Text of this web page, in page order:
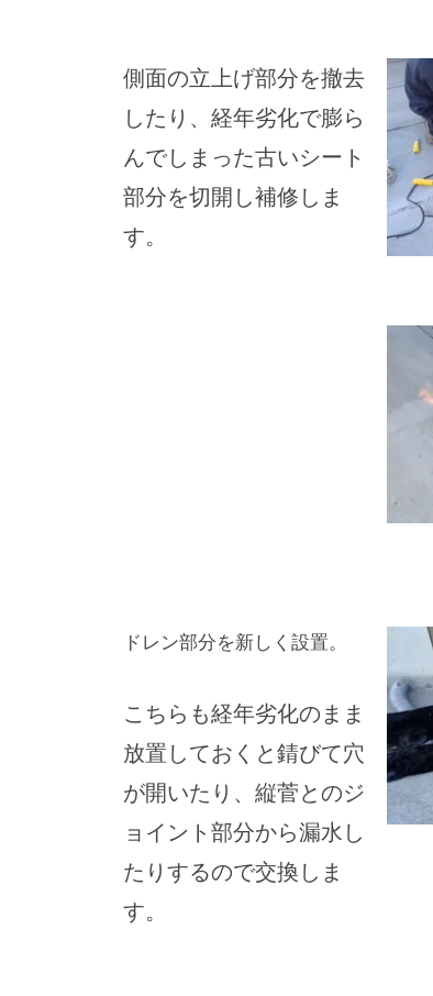
側面の立上げ部分を撤去
したり、経年劣化で膨ら
んでしまった古いシート
部分を切開し補修しま
す。
ドレン部分を新しく設置。
こちらも経年劣化のまま
放置しておくと錆びて穴
が開いたり、縦菅とのジ
ョイント部分から漏水し
たりするので交換しま
す。